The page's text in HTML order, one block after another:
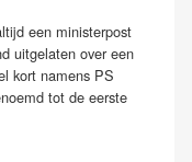
een ministerpost
uitgelaten over een
kort namens PS
tot de eerste